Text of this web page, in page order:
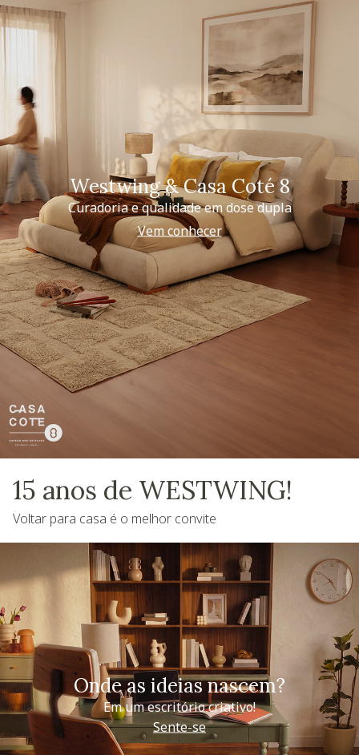
Westwing & Casa Coté 8
Curadoria e qualidade em dose dupla
Vem conhecer
15 anos de WESTWING!
Voltar para casa é o melhor convite
Onde as ideias nascem?
Em um escritório criativo!
Sente-se